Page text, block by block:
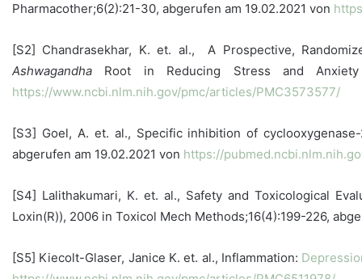
Pharmacother;6(2):21-30, abgerufen am 19.02.2021 von
[S2] Chandrasekhar, K. et. al., A Prospective,
Ashwagandha Root in Reducing Stress and
https://www.ncbi.nlm.nih.gov/pmc/articles/PMC3573577/
[S3] Goel, A. et. al., Specific inhibition of
abgerufen am 19.02.2021 von https://
[S4] Lalithakumari, K. et. al., Safety and Toxicological
Loxin(R)), 2006 in Toxicol Mech Methods;16(4):199-226,
[S5] Kiecolt-Glaser, Janice K. et. al., Inflammation: